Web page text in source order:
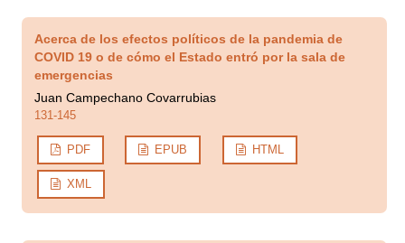
Acerca de los efectos políticos de la pandemia de
COVID 19 o de cómo el Estado entró por la sala de
emergencias
Juan Campechano Covarrubias
131-145
PDF EPUB HTML
XML